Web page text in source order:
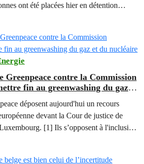
ont été placées hier en détention
une nuit en prison. Elles ont été
Greenpeace contre la Commission
fin au greenwashing du gaz et
déposent aujourd'hui un recours
devant la Cour de justice de
[1] Ils s’opposent à l'inclusion
au sein de la taxonomie européenne
effective depuis l’année dernière.